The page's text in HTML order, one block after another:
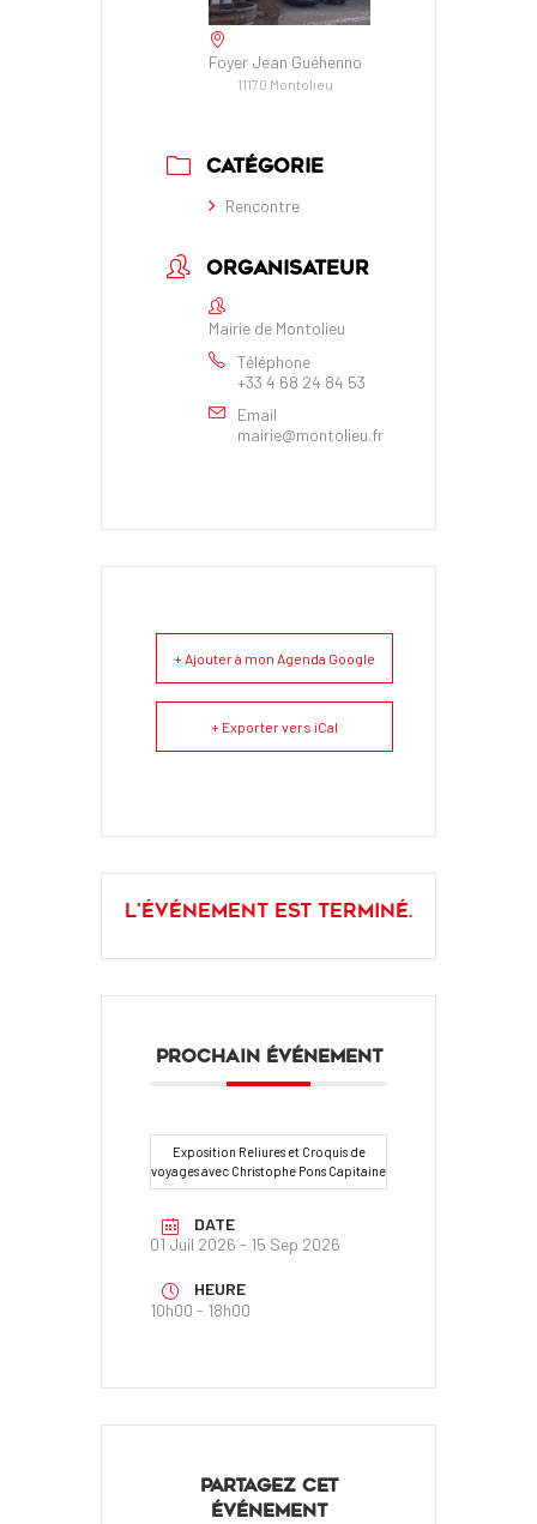
Foyer Jean Guéhenno
11170 Montolieu
CATÉGORIE
Rencontre
ORGANISATEUR
Mairie de Montolieu
Téléphone
+33 4 68 24 84 53
Email
mairie@montolieu.fr
+ Ajouter à mon Agenda Google
+ Exporter vers iCal
L'événement est terminé.
PROCHAIN ÉVÉNEMENT
Exposition Reliures et Croquis de
voyages avec Christophe Pons Capitaine
DATE
01 Juil 2026 - 15 Sep 2026
HEURE
10h00 - 18h00
PARTAGEZ CET
ÉVÉNEMENT